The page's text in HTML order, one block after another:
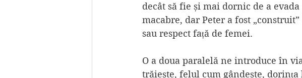
decât să fie și mai dornic de a
macabre, dar Peter a fost
sau respect față de femei.
O a doua paralelă ne introduce în
trăiește, felul cum gândește,